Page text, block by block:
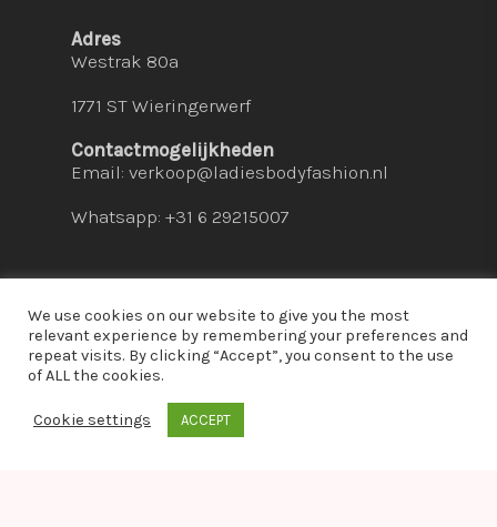
Adres
Westrak 80a
1771 ST Wieringerwerf
Contactmogelijkheden
Email: verkoop@ladiesbodyfashion.nl
Whatsapp: +31 6 29215007
© 2026 Ladies Bodyfashion. hosted by:
We use cookies on our website to give you the most
relevant experience by remembering your preferences and
repeat visits. By clicking “Accept”, you consent to the use
of ALL the cookies.
Cookie settings ACCEPT